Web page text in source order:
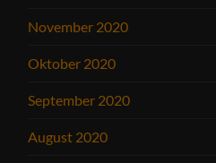
November 2020
Oktober 2020
September 2020
August 2020